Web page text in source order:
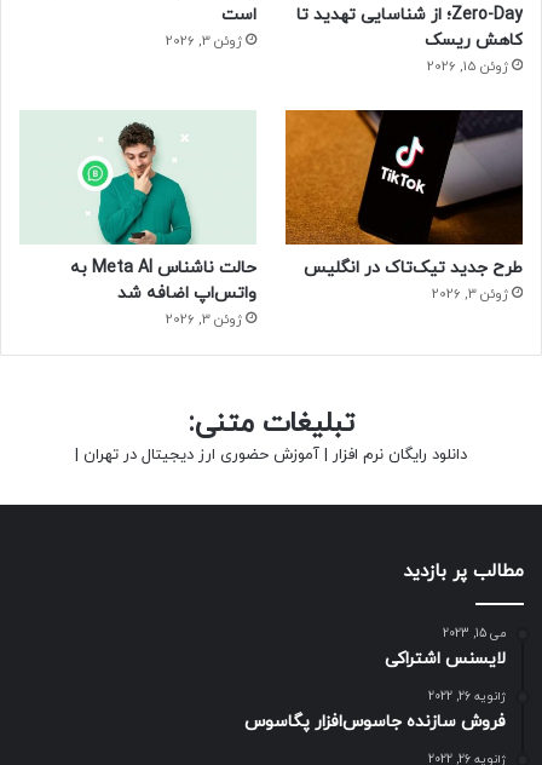
اتم‌ (پوزیترونیوم) تنها زمانی تحریک می‌شود که با سرعت
مشخصی به سمت یکی از لیزرها حرکت کند.
تجارت» به ایران می‌آیند
منبع : زومیت
Zero-Day؛ از شناسایی تهدید تا
کاهش ریسک
ژوئن 15, 2026
است
ژوئن 3, 2026
طرح جدید تیک‌تاک در انگلیس
ژوئن 3, 2026
حالت ناشناس Meta AI به
واتس‌اپ اضافه شد
ژوئن 3, 2026
تبلیغات متنی:
دانلود رایگان نرم افزار | آموزش حضوری ارز دیجیتال در تهران |
مطالب پر بازدید
می 15, 2023
لایسنس اشتراکی
ژانویه 26, 2022
فروش سازنده جاسوس‌افزار پگاسوس
ژانویه 26, 2022